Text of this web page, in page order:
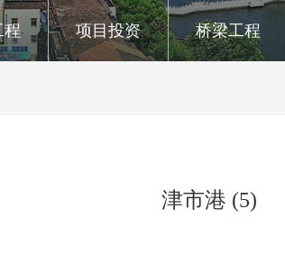
程 项目投资 桥梁工程
津市港 (5)